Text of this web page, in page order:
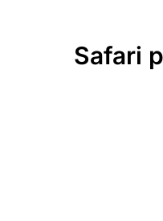
Safari